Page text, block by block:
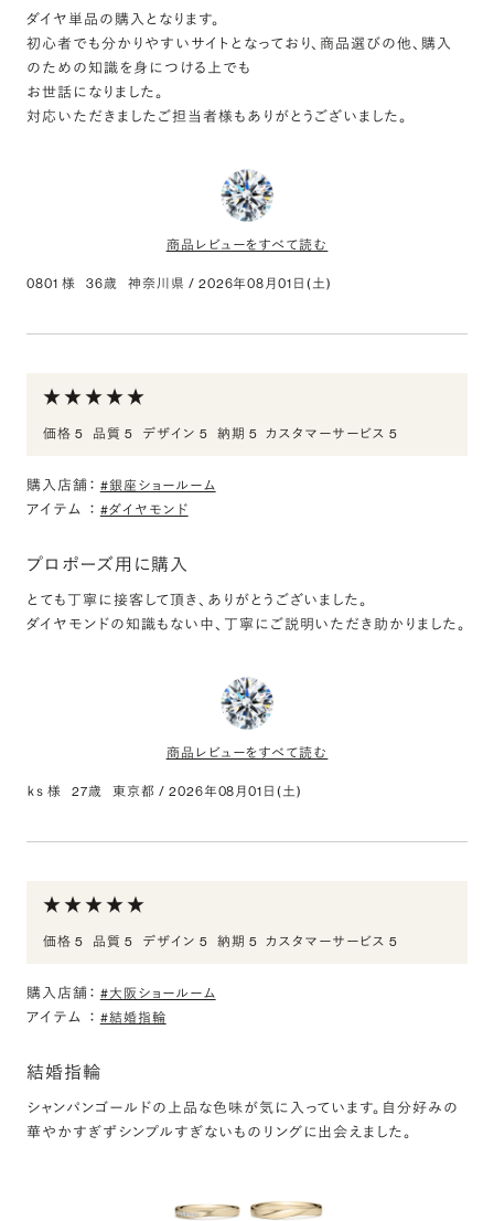
で、とても満足のいくものを購入できました。
評価:
ダイヤの配置がすてき
ダイヤ単品の購入となります。
初心者でも分かりやすいサイトとなっており、商品選びの他、購入
のための知識を身につける上でも
お世話になりました。
対応いただきましたご担当者様もありがとうございました。
商品レビューをすべて読む
ダイヤ単品の購入
ダイヤ単品の購入となります。
のための知識を身につける上でも
お世話になりました。
0801 様 36歳 神奈川県 / 2026年08月01日(土)
価格 5 品質 5 デザイン 5 納期 5 カスタマーサービス 5
購入店舗： #銀座ショールーム
アイテム ： #ダイヤモンド
プロポーズ用に購入
とても丁寧に接客して頂き、ありがとうございました。
ダイヤモンドの知識もない中、丁寧にご説明いただき助かりました。
商品レビューをすべて読む
プロポーズ用に購入
プロポーズ用に購入しました。
ｋｓ 様 27歳 東京都 / 2026年08月01日(土)
価格 5 品質 5 デザイン 5 納期 5 カスタマーサービス 5
購入店舗： #大阪ショールーム
アイテム ： #結婚指輪
結婚指輪
シャンパンゴールドの上品な色味が気に入っています。自分好みの
華やかすぎずシンプルすぎないものリングに出会えました。